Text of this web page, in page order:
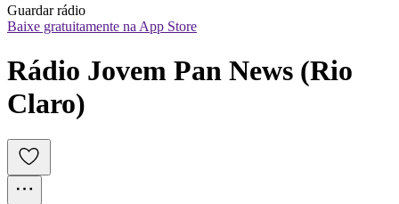
Guardar rádio
Baixe gratuitamente na App Store
Rádio Jovem Pan News (Rio
Claro)